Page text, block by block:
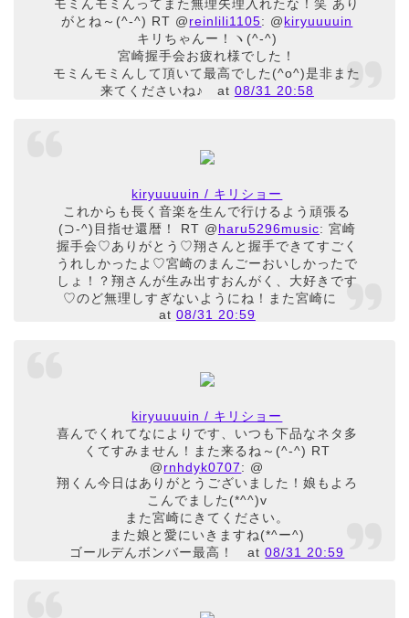
モミんモミんってまた無理矢理入れたな！笑 あり
がとね～(^-^) RT @reinlili1105: @kiryuuuuin
キリちゃんー！ヽ(^-^)
宮崎握手会お疲れ様でした！
モミんモミんして頂いて最高でした(^o^)是非また
来てくださいね♪
at 08/31 20:58
kiryuuuuin / キリショー
これからも長く音楽を生んで行けるよう頑張る
(⊃-^)目指せ還暦！ RT @haru5296music: 宮崎
握手会♡ありがとう♡翔さんと握手できてすごく
うれしかったよ♡宮崎のまんごーおいしかったで
しょ！？翔さんが生み出すおんがく、大好きです
♡のど無理しすぎないようにね！また宮崎に
at 08/31 20:59
kiryuuuuin / キリショー
喜んでくれてなによりです、いつも下品なネタ多
くてすみません！また来るね～(^-^) RT
@rnhdyk0707: @
翔くん今日はありがとうございました！娘もよろ
こんでました(*^^)v
また宮崎にきてください。
また娘と愛にいきますね(*^ー^)
ゴールデんボンバー最高！
at08/31 20:59